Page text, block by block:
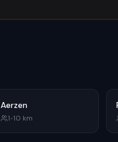
Aerzen
1•10 km